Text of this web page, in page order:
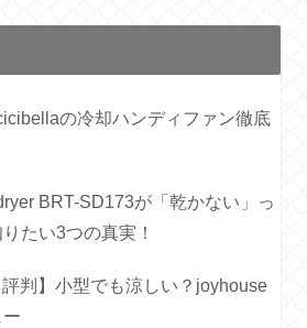
の冷却ハンディファン徹底
BRT-SD173が「乾かない」っ
たい3つの真実！
評判】小型でも涼しい？joyhouse